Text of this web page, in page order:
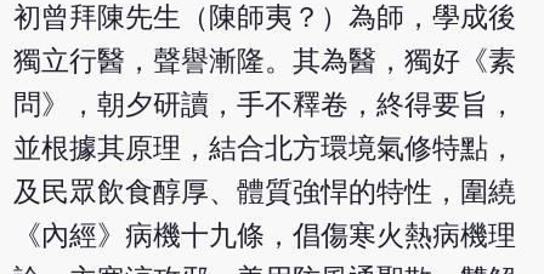
初曾拜陳先生（陳師夷？）為師，學成後
獨立行醫，聲譽漸隆。其為醫，獨好《素
問》，朝夕研讀，手不釋卷，終得要旨，
並根據其原理，結合北方環境氣修特點，
及民眾飲食醇厚、體質強悍的特性，圍繞
《內經》病機十九條，倡傷寒火熱病機理